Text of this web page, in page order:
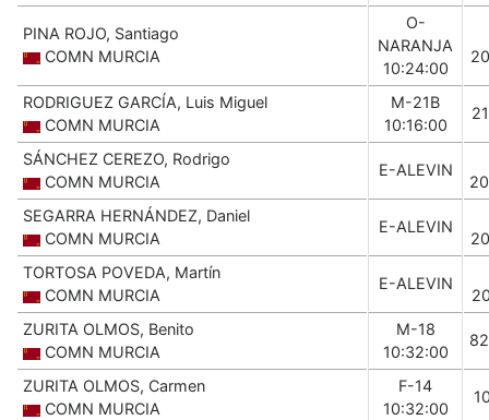
PINA ROJO, Santiago
COMN MURCIA
O-
NARANJA
10:24:00
RODRIGUEZ GARCÍA, Luis Miguel
COMN MURCIA
M-21B
10:16:00
SÁNCHEZ CEREZO, Rodrigo
COMN MURCIA
E-ALEVIN
SEGARRA HERNÁNDEZ, Daniel
COMN MURCIA
E-ALEVIN
TORTOSA POVEDA, Martín
COMN MURCIA
E-ALEVIN
ZURITA OLMOS, Benito
COMN MURCIA
M-18
10:32:00
ZURITA OLMOS, Carmen
COMN MURCIA
F-14
10:32:00